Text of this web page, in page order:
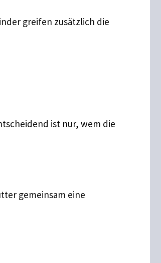
greifen zusätzlich die
ist nur, wem die
gemeinsam eine